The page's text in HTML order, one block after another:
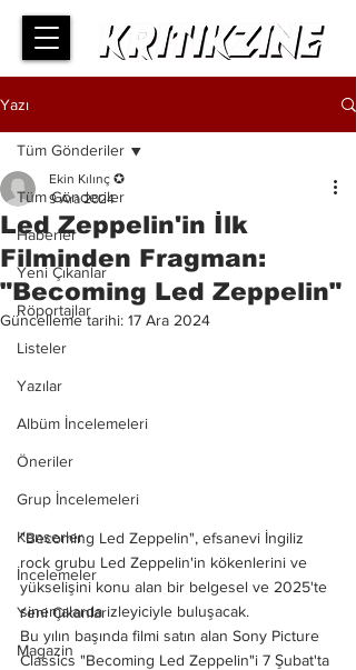
Yazı
Tüm Gönderiler
Haberler
Yeni Çıkanlar
Röportajlar
Listeler
Yazılar
Albüm İncelemeleri
Öneriler
Grup İncelemeleri
Konserler
İncelemeler
Yeni Çıkanlar
Magazin
Tüm Gönderiler
Led Zeppelin'in İlk
Filminden Fragman:
"Becoming Led Zeppelin"
Ekin Kılınç ✪
9 Ara 2024
Güncelleme tarihi: 17 Ara 2024
"Becoming Led Zeppelin", efsanevi İngiliz
rock grubu Led Zeppelin'in kökenlerini ve
yükselişini konu alan bir belgesel ve 2025'te
sinemalarda izleyiciyle buluşacak.
Bu yılın başında filmi satın alan Sony Picture
Classics "Becoming Led Zeppelin"i 7 Şubat'ta